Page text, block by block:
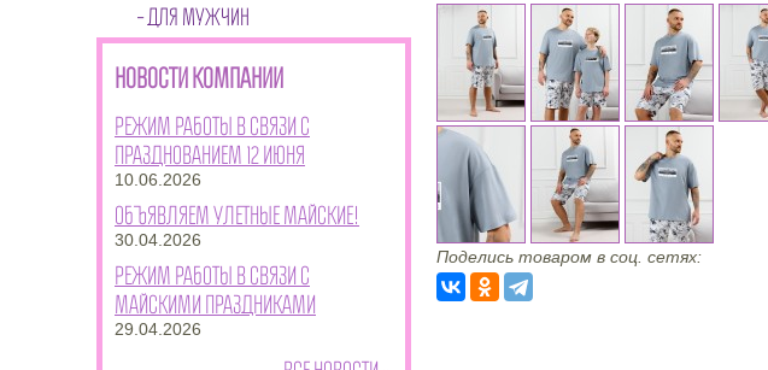
ДЛЯ МУЖЧИН
НОВОСТИ КОМПАНИИ
Режим работы в связи с
празднованием 12 июня
10.06.2026
Объявляем улетные майские!
30.04.2026
Режим работы в связи с
майскими праздниками
29.04.2026
Поделись товаром в соц. сетях: